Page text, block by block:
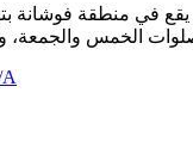
يقع في منطقة فوشانة